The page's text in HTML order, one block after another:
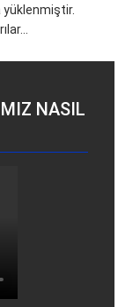
yüklenmiştir.
NASIL